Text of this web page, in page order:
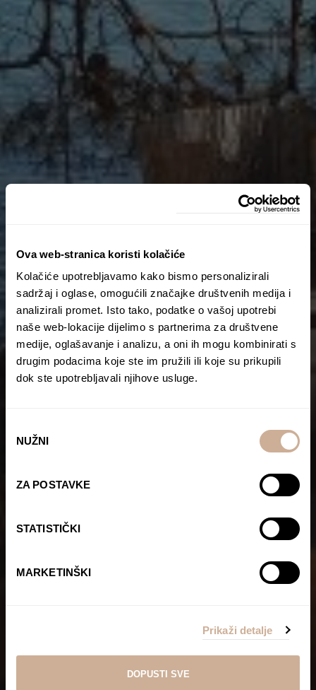
Ova web-stranica koristi kolačiće
Kolačiće upotrebljavamo kako bismo personalizirali
sadržaj i oglase, omogućili značajke društvenih medija i
analizirali promet. Isto tako, podatke o vašoj upotrebi
naše web-lokacije dijelimo s partnerima za društvene
medije, oglašavanje i analizu, a oni ih mogu kombinirati s
drugim podacima koje ste im pružili ili koje su prikupili
dok ste upotrebljavali njihove usluge.
pristanka
NUŽNI
ZA POSTAVKE
STATISTIČKI
MARKETINŠKI
Prikaži detalje
DOPUSTI SVE